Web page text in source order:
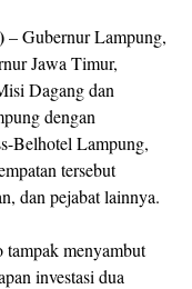
– Gubernur Lampung,
Jawa Timur,
Dagang dan
dengan
Belhotel Lampung,
tersebut
dan pejabat lainnya.
menyambut
investasi dua